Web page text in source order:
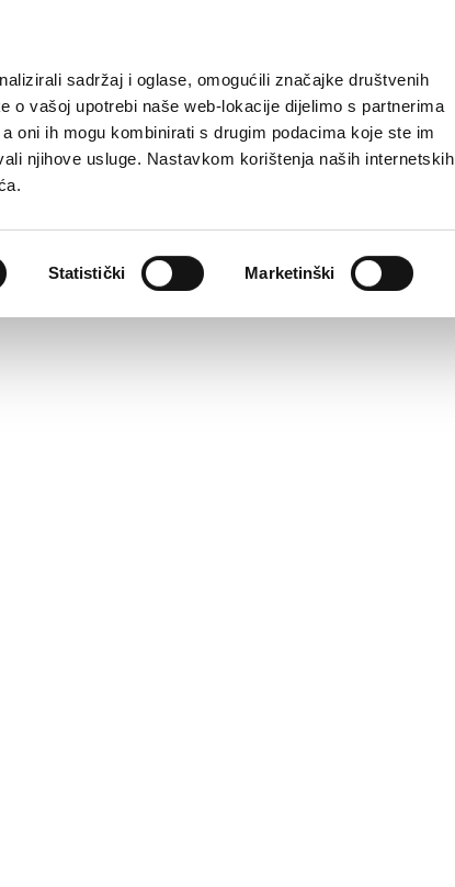
sadržaj i oglase, omogućili značajke društvenih
o vašoj upotrebi naše web-lokacije dijelimo s partnerima
oni ih mogu kombinirati s drugim podacima koje ste im
njihove usluge. Nastavkom korištenja naših internetskih
Statistički Marketinški